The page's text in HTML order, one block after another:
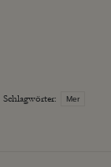
Schlagwörter: Mer